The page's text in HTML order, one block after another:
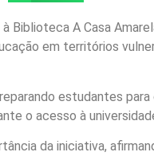
Biblioteca A Casa
em territórios
estudantes para
o acesso à
da iniciativa,